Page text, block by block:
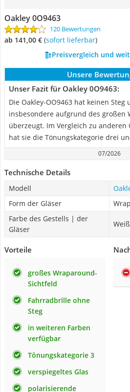
Oakley 0O9463
120 Bewertungen
ab 141,00 € ( Sofort lieferbar)
Preisvergleich und
Unsere
Unser Fazit für Oakley 0O9463:
Die Oakley-OO9463 hat keinen Steg
insbesondere aufgrund des großen
überzeugt. Im Vergleich zu anderen
hat sie die Tönungskategorie drei
07/2026
Technische Details
Modell
Form der Gläser
Farbe des Gestells | der
Gläser
Vorteile
großes Wraparound-
Sichtfeld
Fahrradbrille ohne
Steg
in weiteren Farben
verfügbar
Tönungskategorie 3
verspiegeltes Glas
polarisierende